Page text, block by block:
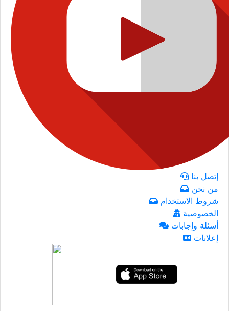
إتصل بنا
من نحن
شروط الاستخدام
الخصوصية
أسئلة وإجابات
إعلانات